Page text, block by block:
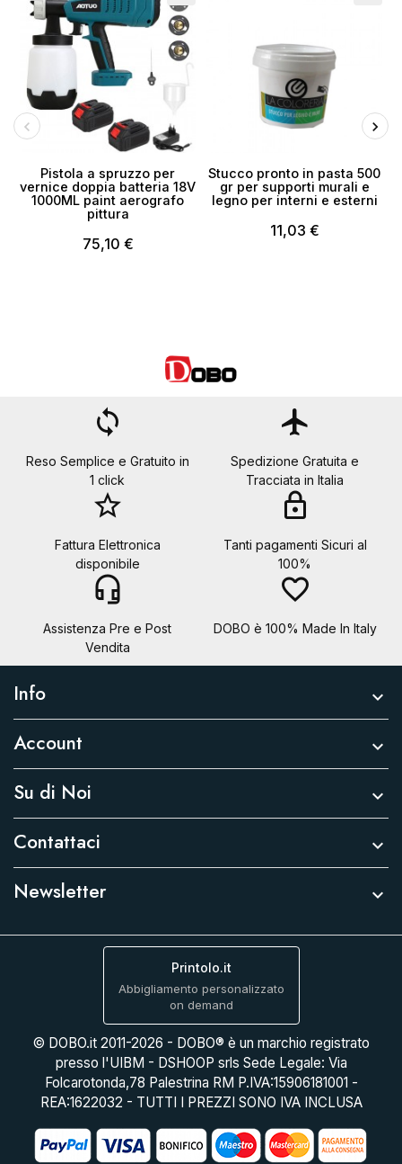
Pistola a spruzzo per
vernice doppia batteria 18V
1000ML paint aerografo
pittura
75,10 €
Stucco pronto in pasta 500
gr per supporti murali e
legno per interni e esterni
11,03 €
loop
Reso Semplice e Gratuito in
1 click
flight
Spedizione Gratuita e
Tracciata in Italia
star_border
Fattura Elettronica
disponibile
lock
Tanti pagamenti Sicuri al
100%
headset_mic
Assistenza Pre e Post
Vendita
favorite_border
DOBO è 100% Made In Italy
Info 
Account 
Su di Noi 
Contattaci 
Newsletter 
Printolo.it
Abbigliamento personalizzato
on demand
© DOBO.it 2011-2026 - DOBO® è un marchio registrato
presso l'UIBM - DSHOOP srls Sede Legale: Via
Folcarotonda,78 Palestrina RM P.IVA:15906181001 -
REA:1622032 - TUTTI I PREZZI SONO IVA INCLUSA